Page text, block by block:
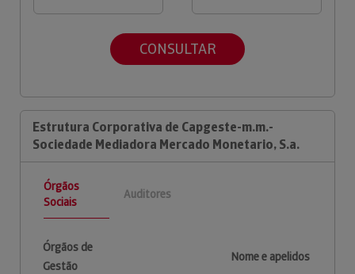
CONSULTAR
Estrutura Corporativa de Capgeste-m.m.-
Sociedade Mediadora Mercado Monetario, S.a.
Órgãos
Sociais
Auditores
Órgãos de
Gestão
Nome e apelidos